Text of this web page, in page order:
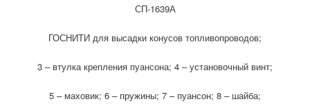
СП-1639А
ГОСНИТИ для высадки конусов топливопроводов;
3 – втулка крепления пуансона; 4 – установочный винт;
5 – маховик; 6 – пружины; 7 – пуансон; 8 – шайба;